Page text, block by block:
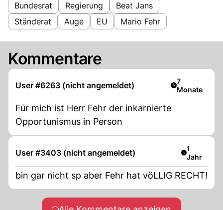
Bundesrat Regierung
Beat Jans
Ständerat
Auge EU Mario Fehr
Kommentare
User #6263 (nicht angemeldet) Artikel
7
Monate
Für mich ist Herr Fehr der inkarnierte
Opportunismus in Person
User #3403 (nicht angemeldet) Artikel
1
Jahr
bin gar nicht sp aber Fehr hat vöLLIG RECHT!